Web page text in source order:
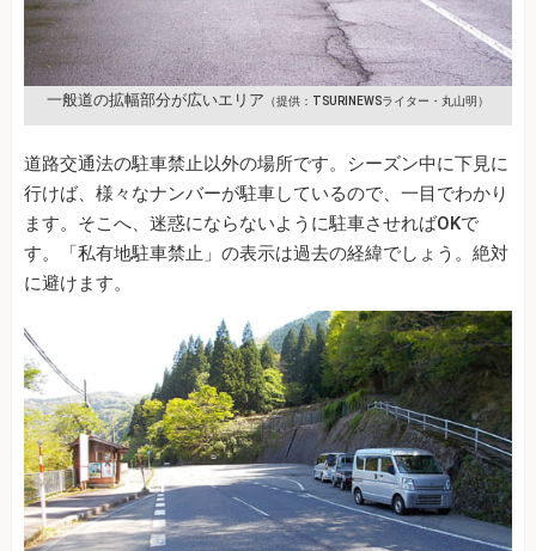
一般道の拡幅部分が広いエリア （提供：TSURINEWSライター・丸山明）
道路交通法の駐車禁止以外の場所です。シーズン中に下見に
行けば、様々なナンバーが駐車しているので、一目でわかり
ます。そこへ、迷惑にならないように駐車させればOKで
す。「私有地駐車禁止」の表示は過去の経緯でしょう。絶対
に避けます。